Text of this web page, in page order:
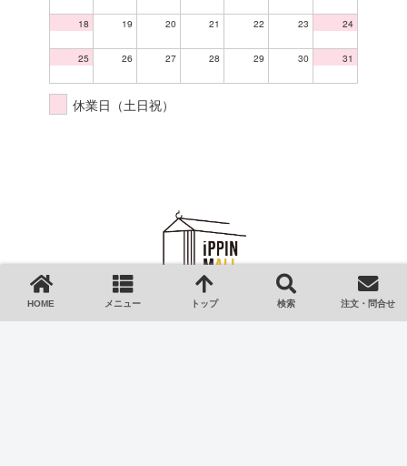
18 19 20 21 22 23 24
25 26 27 28 29 30 31
休業日（土日祝）
HOME メニュー トップ 検索 注文・問合せ